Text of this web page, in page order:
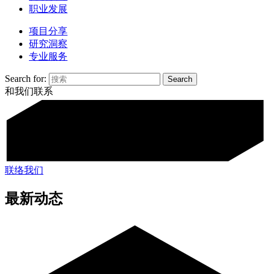
职业发展
项目分享
研究洞察
专业服务
Search for:
和我们联系
联络我们
最新动态